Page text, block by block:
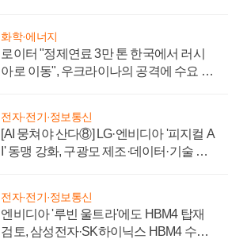
화학·에너지
로이터 "정제연료 3만 톤 한국에서 러시
아로 이동", 우크라이나의 공격에 수요 늘
전자·전기·정보통신
[AI 뭉쳐야 산다⑧] LG·엔비디아 '피지컬 A
I' 동맹 강화, 구광모 제조·데이터·기술 결
전자·전기·정보통신
엔비디아 '루빈 울트라'에도 HBM4 탑재
검토, 삼성전자·SK하이닉스 HBM4 수율